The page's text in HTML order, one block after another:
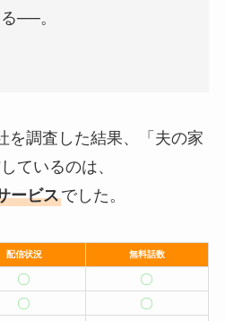
──。
を調査した結果、「夫の家
ているのは、
ービスでした。
配信状況 無料話数